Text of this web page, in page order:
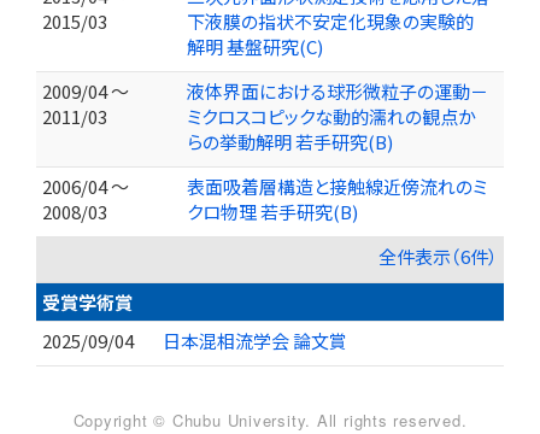
2015/03
下液膜の指状不安定化現象の実験的
解明 基盤研究(C)
2009/04 ～
2011/03
液体界面における球形微粒子の運動－
ミクロスコピックな動的濡れの観点か
らの挙動解明 若手研究(B)
2006/04 ～
2008/03
表面吸着層構造と接触線近傍流れのミ
クロ物理 若手研究(B)
全件表示（6件）
受賞学術賞
2025/09/04
日本混相流学会 論文賞
Copyright © Chubu University. All rights reserved.